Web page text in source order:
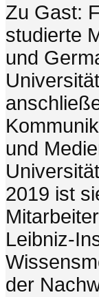
Zu Gast:
studierte
und
und
2019 ist
Leibniz-
der